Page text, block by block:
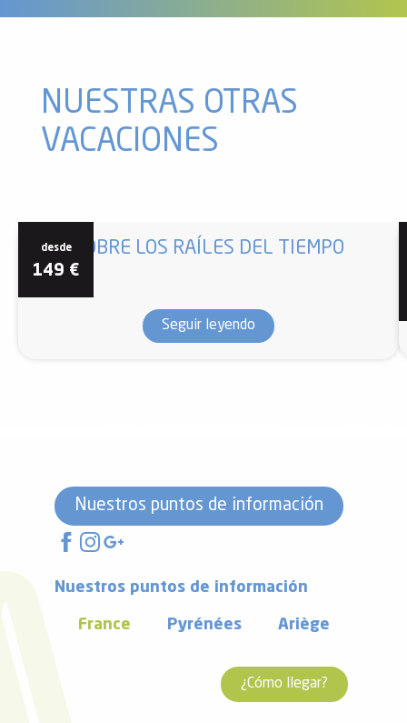
NUESTRAS OTRAS
VACACIONES
desde
149 €
SOBRE LOS RAÍLES DEL TIEMPO
Seguir leyendo
Nuestros puntos de información
Nuestros puntos de información
France Pyrénées Ariège
¿Cómo llegar?